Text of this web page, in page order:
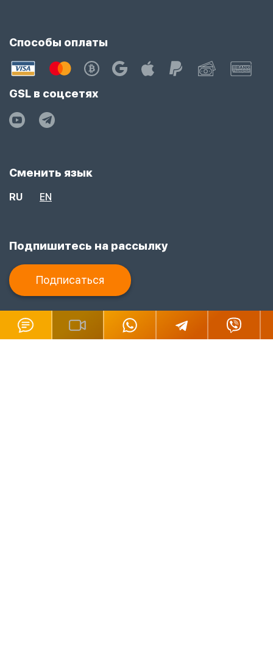
Способы оплаты
GSL в соцсетях
Сменить язык
RU EN
Подпишитесь на рассылку
Подписаться